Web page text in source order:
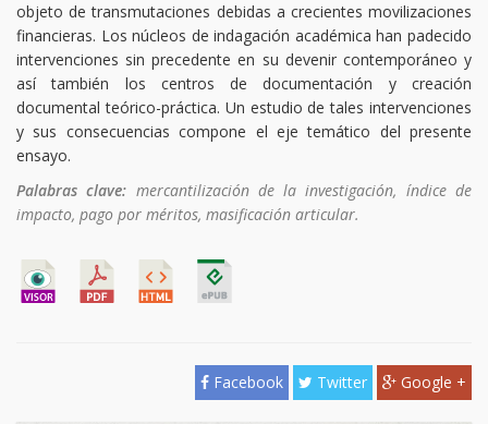
objeto de transmutaciones debidas a crecientes movilizaciones
financieras. Los núcleos de indagación académica han padecido
intervenciones sin precedente en su devenir contemporáneo y
así también los centros de documentación y creación
documental teórico-práctica. Un estudio de tales intervenciones
y sus consecuencias compone el eje temático del presente
ensayo.
Palabras clave: mercantilización de la investigación, índice de
impacto, pago por méritos, masificación articular.
Facebook Twitter Google +